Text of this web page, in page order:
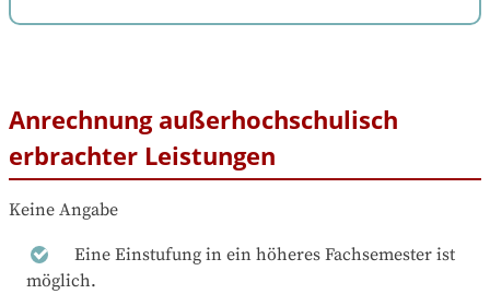
Anrechnung außerhochschulisch
erbrachter Leistungen
Keine Angabe
Eine Einstufung in ein höheres Fachsemester ist
möglich.